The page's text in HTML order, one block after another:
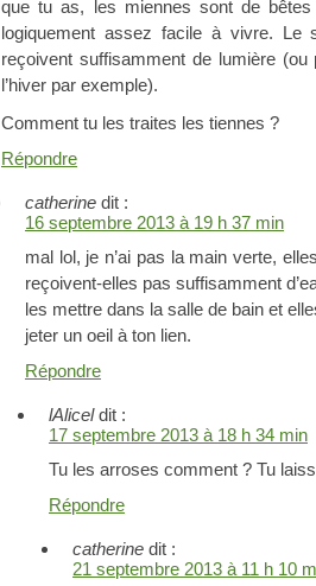
que tu as, les miennes sont de
logiquement assez facile à vivre. Le
reçoivent suffisamment de lumière
l’hiver par exemple).
Comment tu les traites les tiennes ?
Répondre
catherine dit :
16 septembre 2013 à 19 h 37 min
mal lol, je n’ai pas la main verte,
reçoivent-elles pas suffisamment
les mettre dans la salle de bain et
jeter un oeil à ton lien.
Répondre
lAlicel dit :
17 septembre 2013 à 18 h 34 min
Tu les arroses comment ? Tu
Répondre
catherine dit :
21 septembre 2013 à 11 h 10